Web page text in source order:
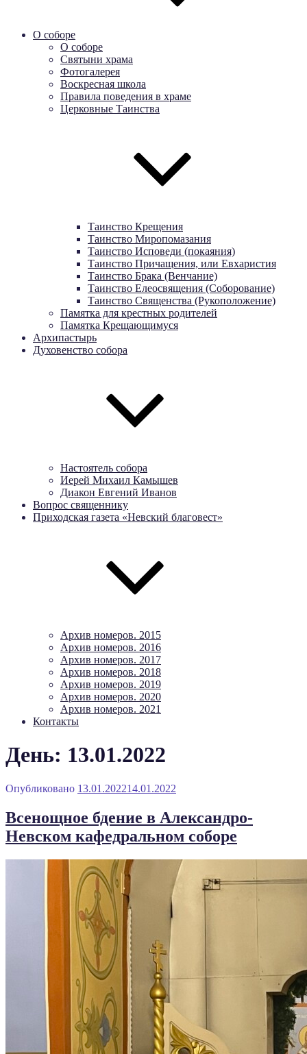
О соборе
О соборе
Святыни храма
Фотогалерея
Воскресная школа
Правила поведения в храме
Церковные Таинства
Таинство Крещения
Таинство Миропомазания
Таинство Исповеди (покаяния)
Таинство Причащения, или Евхаристия
Таинство Брака (Венчание)
Таинство Елеосвящения (Соборование)
Таинство Священства (Рукоположение)
Памятка для крестных родителей
Памятка Крещающимуся
Архипастырь
Духовенство собора
Настоятель собора
Иерей Михаил Камышев
Диакон Евгений Иванов
Вопрос священнику
Приходская газета «Невский благовест»
Архив номеров. 2015
Архив номеров. 2016
Архив номеров. 2017
Архив номеров. 2018
Архив номеров. 2019
Архив номеров. 2020
Архив номеров. 2021
Контакты
День: 13.01.2022
Опубликовано 13.01.202214.01.2022
Всенощное бдение в Александро-
Невском кафедральном соборе